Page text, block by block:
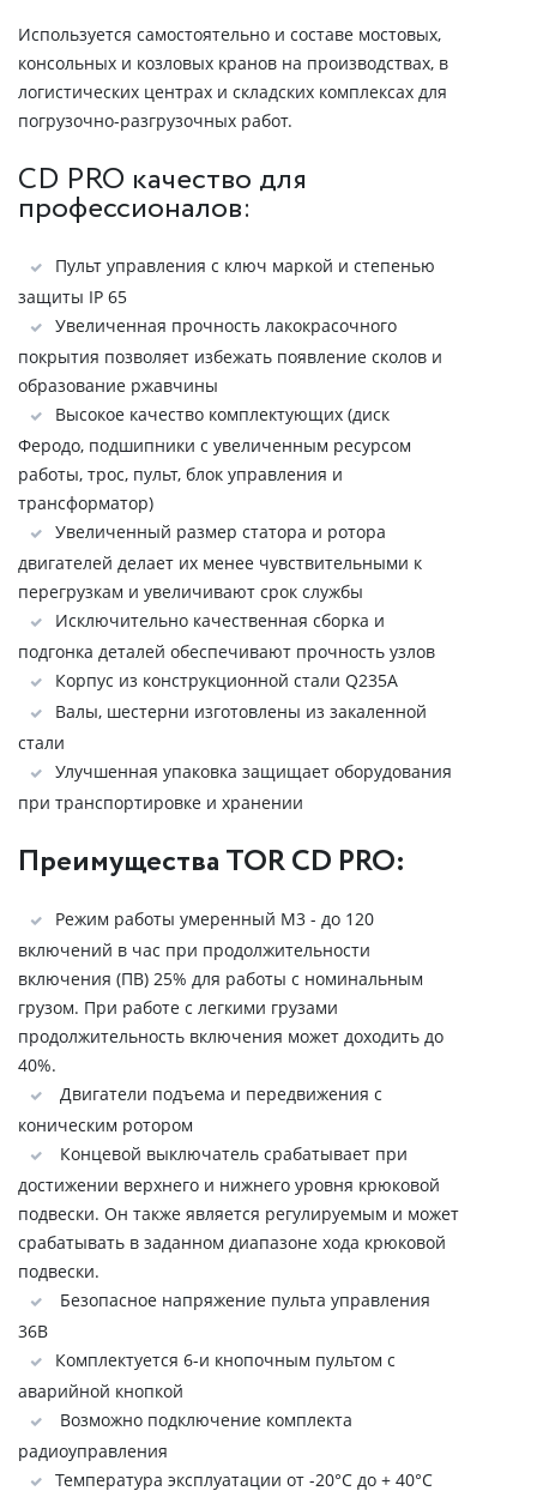
Используется самостоятельно и составе мостовых,
консольных и козловых кранов на производствах, в
логистических центрах и складских комплексах для
погрузочно-разгрузочных работ.
CD PRO качество для
профессионалов:
Пульт управления с ключ маркой и степенью
защиты IP 65
Увеличенная прочность лакокрасочного
покрытия позволяет избежать появление сколов и
образование ржавчины
Высокое качество комплектующих (диск
Феродо, подшипники с увеличенным ресурсом
работы, трос, пульт, блок управления и
трансформатор)
Увеличенный размер статора и ротора
двигателей делает их менее чувствительными к
перегрузкам и увеличивают срок службы
Исключительно качественная сборка и
подгонка деталей обеспечивают прочность узлов
Корпус из конструкционной стали Q235A
Валы, шестерни изготовлены из закаленной
стали
Улучшенная упаковка защищает оборудования
при транспортировке и хранении
Преимущества TOR CD PRO:
Режим работы умеренный М3 - до 120
включений в час при продолжительности
включения (ПВ) 25% для работы с номинальным
грузом. При работе с легкими грузами
продолжительность включения может доходить до
40%.
Двигатели подъема и передвижения с
коническим ротором
Концевой выключатель срабатывает при
достижении верхнего и нижнего уровня крюковой
подвески. Он также является регулируемым и может
срабатывать в заданном диапазоне хода крюковой
подвески.
Безопасное напряжение пульта управления
36В
Комплектуется 6-и кнопочным пультом с
аварийной кнопкой
Возможно подключение комплекта
радиоуправления
Температура эксплуатации от -20°C до + 40°C